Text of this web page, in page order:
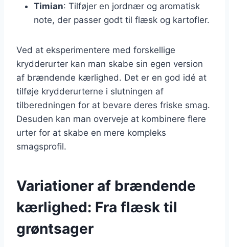
Timian: Tilføjer en jordnær og aromatisk
note, der passer godt til flæsk og kartofler.
Ved at eksperimentere med forskellige
krydderurter kan man skabe sin egen version
af brændende kærlighed. Det er en god idé at
tilføje krydderurterne i slutningen af
tilberedningen for at bevare deres friske smag.
Desuden kan man overveje at kombinere flere
urter for at skabe en mere kompleks
smagsprofil.
Variationer af brændende
kærlighed: Fra flæsk til
grøntsager